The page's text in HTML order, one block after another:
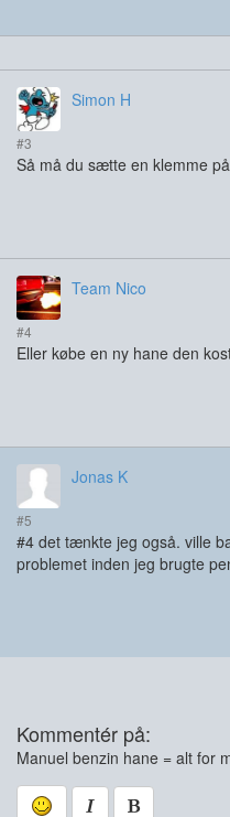
Simon H
#3
Så må du sætte en klemme
Team Nico
#4
Eller købe en ny hane den
Jonas K
#5
#4 det tænkte jeg også. ville
problemet inden jeg brugte
Kommentér på:
Manuel benzin hane = alt for